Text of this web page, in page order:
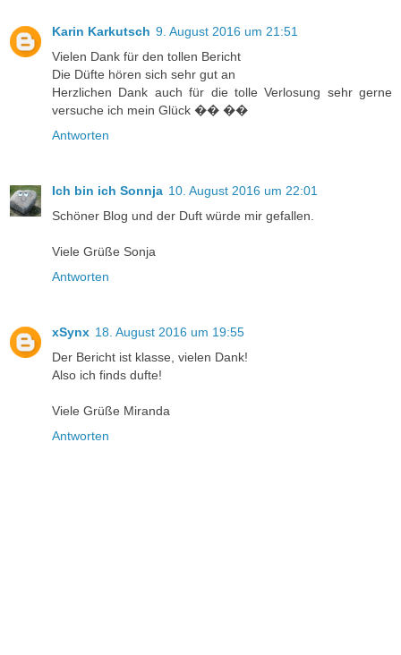
Karin Karkutsch 9. August 2016 um 21:51
Vielen Dank für den tollen Bericht
Die Düfte hören sich sehr gut an
Herzlichen Dank auch für die tolle Verlosung sehr gerne
versuche ich mein Glück �� ��
Antworten
Ich bin ich Sonnja 10. August 2016 um 22:01
Schöner Blog und der Duft würde mir gefallen.
Viele Grüße Sonja
Antworten
xSynx 18. August 2016 um 19:55
Der Bericht ist klasse, vielen Dank!
Also ich finds dufte!
Viele Grüße Miranda
Antworten